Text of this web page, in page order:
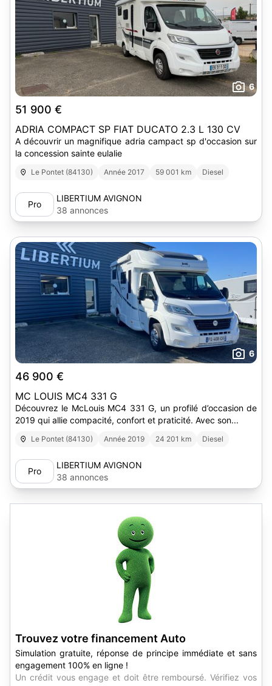
6
51 900 €
ADRIA COMPACT SP FIAT DUCATO 2.3 L 130 CV
A découvrir un magnifique adria campact sp d'occasion sur
la concession sainte eulalie
Le Pontet (84130) Année 2017 59 001 km Diesel
Pro
LIBERTIUM AVIGNON
38 annonces
6
46 900 €
MC LOUIS MC4 331 G
Découvrez le McLouis MC4 331 G, un profilé d’occasion de
2019 qui allie compacité, confort et praticité. Avec son...
Le Pontet (84130) Année 2019 24 201 km Diesel
Pro
LIBERTIUM AVIGNON
38 annonces
Trouvez votre financement Auto
Simulation gratuite, réponse de principe immédiate et sans
engagement 100% en ligne !
Un crédit vous engage et doit être remboursé. Vérifiez vos